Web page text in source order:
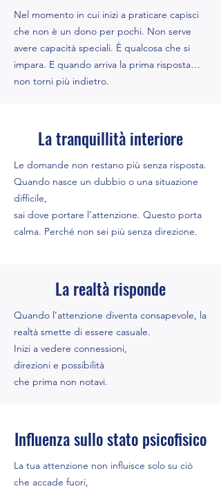
Nel momento in cui inizi a praticare capisci
che non è un dono per pochi. Non serve
avere capacità speciali. È qualcosa che si
impara. E quando arriva la prima risposta…
non torni più indietro.
La tranquillità interiore
Le domande non restano più senza risposta.
Quando nasce un dubbio o una situazione
difficile,
sai dove portare l’attenzione. Questo porta
calma. Perché non sei più senza direzione.
La realtà risponde
Quando l’attenzione diventa consapevole, la
realtà smette di essere casuale.
Inizi a vedere connessioni,
direzioni e possibilità
che prima non notavi.
Influenza sullo stato psicofisico
La tua attenzione non influisce solo su ciò
che accade fuori,